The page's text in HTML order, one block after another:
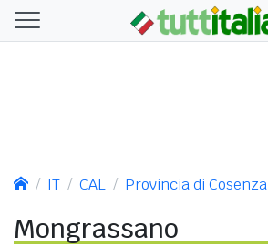
IT CAL Provincia di Cosenza
Mongrassano